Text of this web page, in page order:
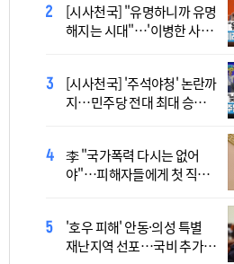
[시사천국] "유명하니까 유명
해지는 시대"…'이병한 사
[시사천국] '주석야청' 논란까
지…민주당 전대 최대 승부
李 "국가폭력 다시는 없어
야"…피해자들에게 첫 직접
'호우 피해' 안동·의성 특별
재난지역 선포…국비 추가
[사제인사] 안동교구, 10일
부
'식중독 발생 9월이 가장 많
아'
정동영 "'조선' 호명 부르기
공론화 후에"…원로들 "이름
Official Theme Song for
WYD Seoul 2027 Released